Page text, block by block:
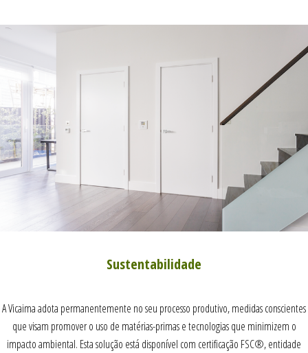
Sustentabilidade
A Vicaima adota permanentemente no seu processo produtivo, medidas conscientes
que visam promover o uso de matérias-primas e tecnologias que minimizem o
impacto ambiental. Esta solução está disponível com certificação FSC®, entidade